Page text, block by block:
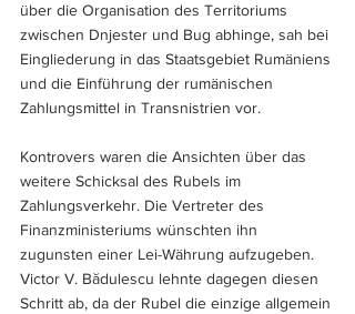
über die Organisation des Territoriums
zwischen Dnjester und Bug abhinge, sah bei
Eingliederung in das Staatsgebiet Rumäniens
und die Einführung der rumänischen
Zahlungsmittel in Transnistrien vor.
Kontrovers waren die Ansichten über das
weitere Schicksal des Rubels im
Zahlungsverkehr. Die Vertreter des
Finanzministeriums wünschten ihn
zugunsten einer Lei-Währung aufzugeben.
Victor V. Bădulescu lehnte dagegen diesen
Schritt ab, da der Rubel die einzige allgemein